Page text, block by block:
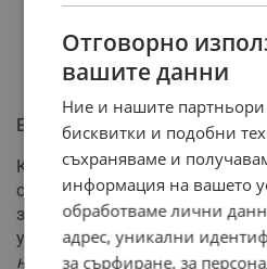
Експертите говорят за
Киберекспертът Ясен Танев
случващото се в интернет
за бързо и незаконно
уязвими младежи:"Това са
не дават нищо, освен
Отговорно
вашите данни
Ние и нашите
бисквитки и подобни
съхраняваме и
информация на вашето
обработваме лични
адрес, уникални
за сърфиране, за